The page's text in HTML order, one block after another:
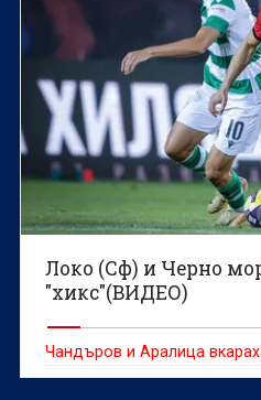
Локо (Сф) и Черно
"хикс"(ВИДЕО)
Чандъров и Аралица